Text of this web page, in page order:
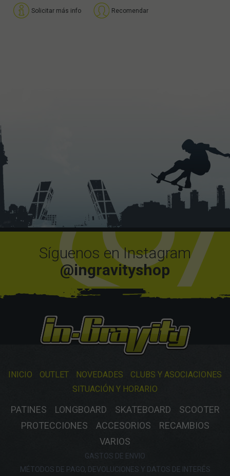
Solicitar más info Recomendar
Síguenos en Instagram
@ingravityshop
INICIO OUTLET NOVEDADES
CLUBS Y ASOCIACIONES
SITUACIÓN Y HORARIO
PATINES LONGBOARD SKATEBOARD
SCOOTER
PROTECCIONES
ACCESORIOS
RECAMBIOS
VARIOS
GASTOS DE ENVIO
MÉTODOS DE PAGO, DEVOLUCIONES Y DATOS DE INTERÉS